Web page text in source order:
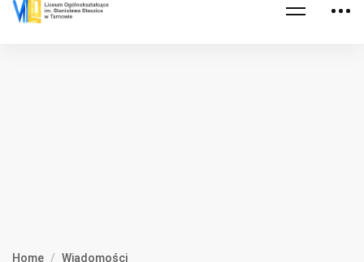
Home
Wiadomości